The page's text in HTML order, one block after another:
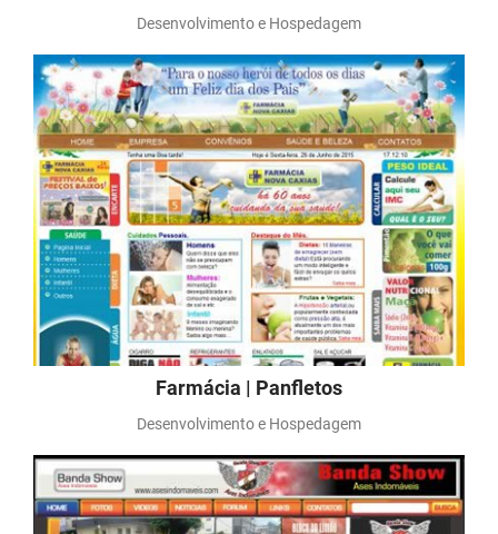
Desenvolvimento e Hospedagem
Farmácia | Panfletos
Desenvolvimento e Hospedagem